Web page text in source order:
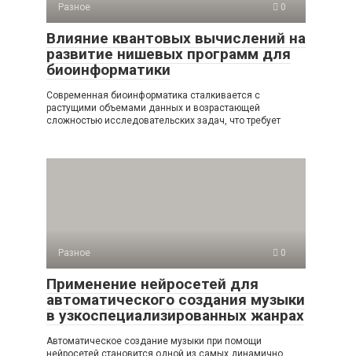
Разное 0
Влияние квантовых вычислений на
развитие нишевых программ для
биоинформатики
Современная биоинформатика сталкивается с
растущими объемами данных и возрастающей
сложностью исследовательских задач, что требует
Разное 0
Применение нейросетей для
автоматического создания музыки
в узкоспециализированных жанрах
Автоматическое создание музыки при помощи
нейросетей становится одной из самых динамично